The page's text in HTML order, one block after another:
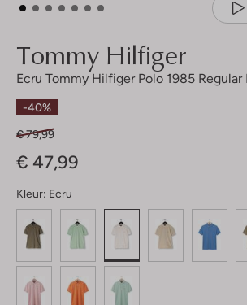
Tommy Hilfiger
Ecru Tommy Hilfiger Polo 1985 Regular
-40%
€ 79,99
€ 47,99
Kleur: Ecru